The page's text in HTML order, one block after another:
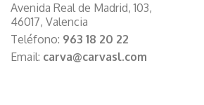
Avenida Real de Madrid, 103,
46017, Valencia
Teléfono: 963 18 20 22
Email: carva@carvasl.com